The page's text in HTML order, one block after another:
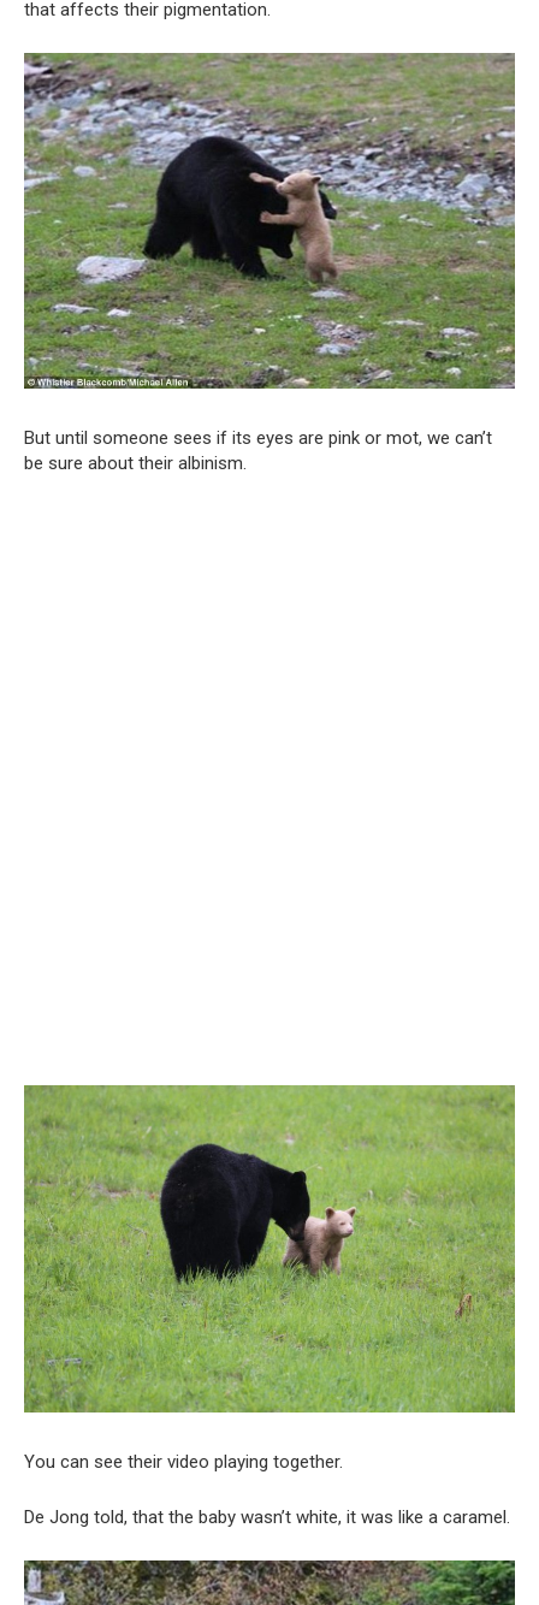
that affects their pigmentation.
But until someone sees if its eyes are pink or mot, we can’t
be sure about their albinism.
You can see their video playing together.
De Jong told, that the baby wasn’t white, it was like a caramel.